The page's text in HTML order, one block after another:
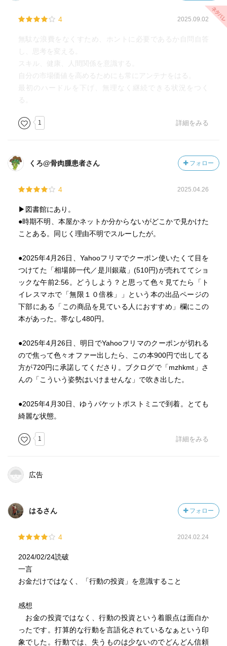
4 2025.09.02
無駄な浪費をなくすため、ホントに必要であるか自問自答
し、思考を変える。
スキル、健康、人間関係を意識する。
自分の市場価値を高めるためにも常にアンテナをはる。
最初のハードルを下げ、無理なく継続できる状況をつく
る。
1 詳細をみる
くろ@骨肉腫患者さん フォロー
4 2025.04.26
▶図書館にあり。
●時期不明、本屋かネットか分からないがどこかで見かけた
ことある。同じく理由不明でスルーしたが。
●2025年4月26日、Yahooフリマでクーポン使いたくて目を
つけてた「相場師一代／是川銀蔵」(510円)が売れててショ
ックな午前2:56。どうしよう？と思って色々見てたら「ト
イレスマホで「無限１０倍株」」という本の出品ページの
下部にある「この商品を見ている人におすすめ」欄にこの
本があった。帯なし480円。
●2025年4月26日、明日でYahooフリマのクーポンが切れる
ので焦って色々オファー出したら、この本900円で出してる
方が720円に承諾してくださり。ブクログで「mzhkmt」さ
んの「こういう姿勢はいけませんな」で吹き出した。
●2025年4月30日、ゆうパケットポストミニで到着。とても
綺麗な状態。
1 詳細をみる
広告
はるさん フォロー
4 2024.02.24
2024/02/24読破
一言
お金だけではなく、「行動の投資」を意識すること
感想
お金の投資ではなく、行動の投資という着眼点は面白か
ったです。打算的な行動を言語化されているなぁという印
象でした。行動では、失うものは少ないのでどんどん信頼